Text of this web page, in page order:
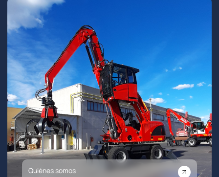
Quiénes somos